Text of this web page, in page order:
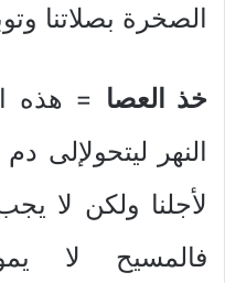
الصخرة بصلاتنا
خذ العصا = هذه
النهر ليتحولإلى
لأجلنا ولكن لا
فالمسيح لا